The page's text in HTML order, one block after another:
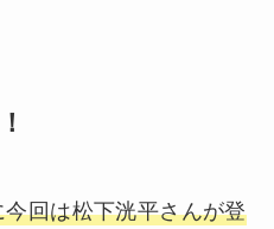
回は松下洸平さんが登